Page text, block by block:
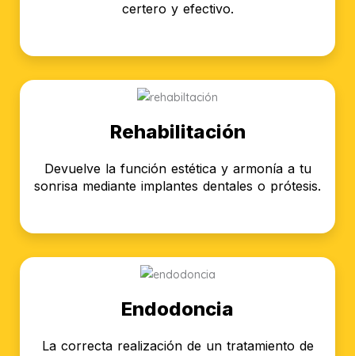
certero y efectivo.
Rehabilitación
Devuelve la función estética y armonía a tu
sonrisa mediante implantes dentales o prótesis.
Endodoncia
La correcta realización de un tratamiento de